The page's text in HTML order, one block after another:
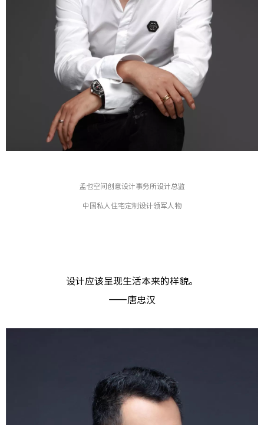
孟也空间创意设计事务所设计总监
中国私人住宅定制设计领军人物
设计应该呈现生活本来的样貌。
——唐忠汉